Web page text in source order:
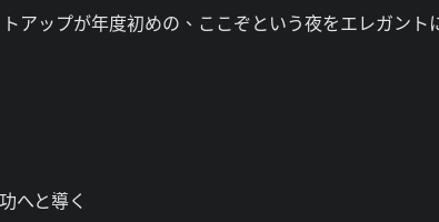
アップが年度初めの、ここぞという夜をエレガント
へと導く